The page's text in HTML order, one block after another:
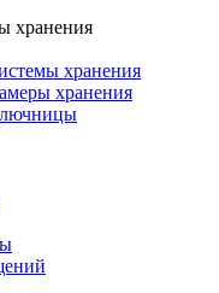
хранения
хранения
хранения